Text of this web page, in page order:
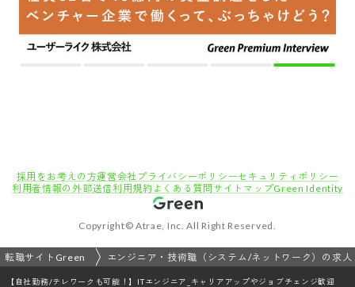
採用をお考えの方運営会社 プライバシーポリシーセキュリティポリシー
利用者情報の外部送信利用規約 よくある質問 サイトマップGreen Identity
Copyright© Atrae, Inc. All Right Reserved.
転職サイトGreen エンジニア・技術職（システム/ネットワーク）の求人
【自社勤務/テレワークも可能！】ITエンジニア_キャリアアップやジョブチェンジ歓迎